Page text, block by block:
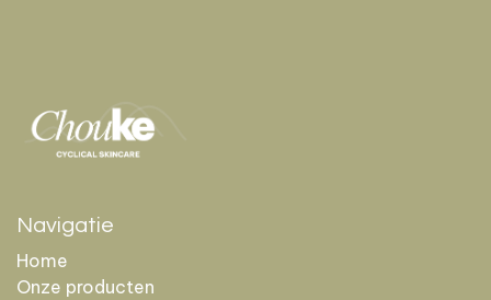
Navigatie
Home
Onze producten